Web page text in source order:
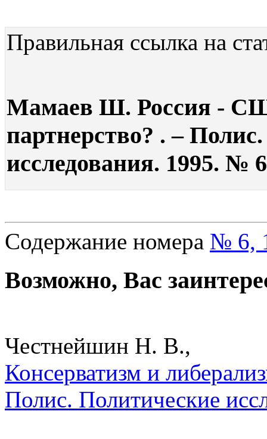
Правильная ссылка на
Мамаев Ш. Россия -
партнерство? . –
исследования. 1995. №
Содержание номера № 6,
Возможно, Вас
Честнейшин Н. В.,
Консерватизм и
Полис. Политические